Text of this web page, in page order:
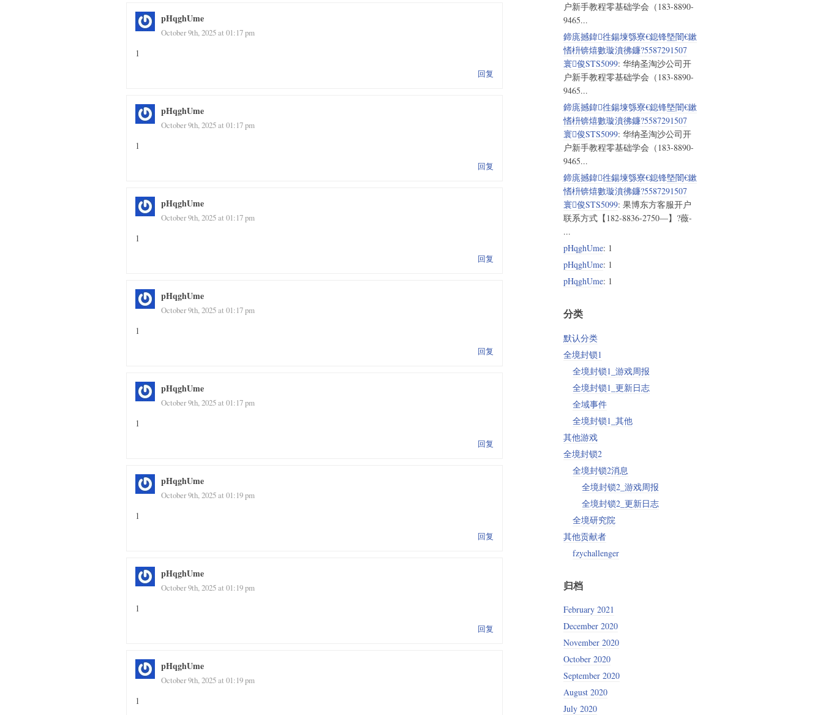
pHqghUme
October 9th, 2025 at 01:17 pm
1
回复
pHqghUme
October 9th, 2025 at 01:17 pm
1
回复
pHqghUme
October 9th, 2025 at 01:17 pm
1
回复
pHqghUme
October 9th, 2025 at 01:17 pm
1
回复
pHqghUme
October 9th, 2025 at 01:17 pm
1
回复
pHqghUme
October 9th, 2025 at 01:19 pm
1
回复
pHqghUme
October 9th, 2025 at 01:19 pm
1
回复
pHqghUme
October 9th, 2025 at 01:19 pm
1
户新手教程零基础学会（183-8890-
9465...
鍗庣撼鍏徃鍚堜綔寮€鎴锋墍闇€鏉
愭枡锛熺數璇濆彿鐮?5587291507
寰俊STS5099: 华纳圣淘沙公司开
户新手教程零基础学会（183-8890-
9465...
鍗庣撼鍏徃鍚堜綔寮€鎴锋墍闇€鏉
愭枡锛熺數璇濆彿鐮?5587291507
寰俊STS5099: 华纳圣淘沙公司开
户新手教程零基础学会（183-8890-
9465...
鍗庣撼鍏徃鍚堜綔寮€鎴锋墍闇€鏉
愭枡锛熺數璇濆彿鐮?5587291507
寰俊STS5099: 果博东方客服开户
联系方式【182-8836-2750—】?薇-
...
pHqghUme: 1
pHqghUme: 1
pHqghUme: 1
分类
默认分类
全境封锁1
全境封锁1_游戏周报
全境封锁1_更新日志
全域事件
全境封锁1_其他
其他游戏
全境封锁2
全境封锁2消息
全境封锁2_游戏周报
全境封锁2_更新日志
全境研究院
其他贡献者
fzychallenger
归档
February 2021
December 2020
November 2020
October 2020
September 2020
August 2020
July 2020